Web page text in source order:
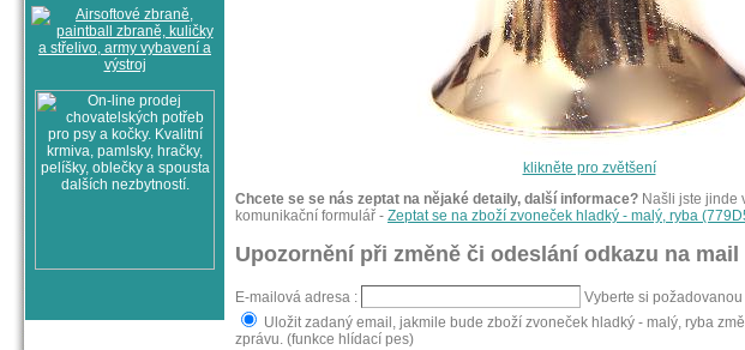
klikněte pro zvětšení
Chcete se se nás zeptat na nějaké detaily, další informace? Našli jste jinde
komunikační formulář - Zeptat se na zboží zvoneček hladký - malý, ryba
Upozornění při změně či odeslání odkazu na mail
E-mailová adresa :
Vyberte si
Uložit zadaný email, jakmile bude zboží zvoneček hladký - malý, ryba
zprávu. (funkce hlídací pes)